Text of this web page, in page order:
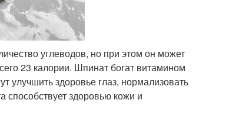
углеводов, но при этом он может
23 калории. Шпинат богат витамином
улучшить здоровье глаз, нормализовать
способствует здоровью кожи и